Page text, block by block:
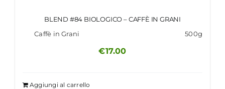
BLEND #84 BIOLOGICO – CAFFÈ IN GRANI
Caffè in Grani
500g
€17.00
Aggiungi al carrello